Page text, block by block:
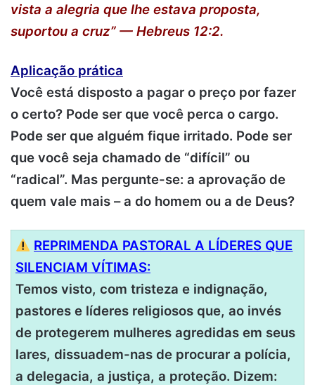
vista a alegria que lhe estava proposta,
suportou a cruz” — Hebreus 12:2.
Aplicação prática
Você está disposto a pagar o preço por fazer
o certo? Pode ser que você perca o cargo.
Pode ser que alguém fique irritado. Pode ser
que você seja chamado de “difícil” ou
“radical”. Mas pergunte-se: a aprovação de
quem vale mais – a do homem ou a de Deus?
REPRIMENDA PASTORAL A LÍDERES QUE
SILENCIAM VÍTIMAS:
Temos visto, com tristeza e indignação,
pastores e líderes religiosos que, ao invés
de protegerem mulheres agredidas em seus
lares, dissuadem-nas de procurar a polícia,
a delegacia, a justiça, a proteção. Dizem: